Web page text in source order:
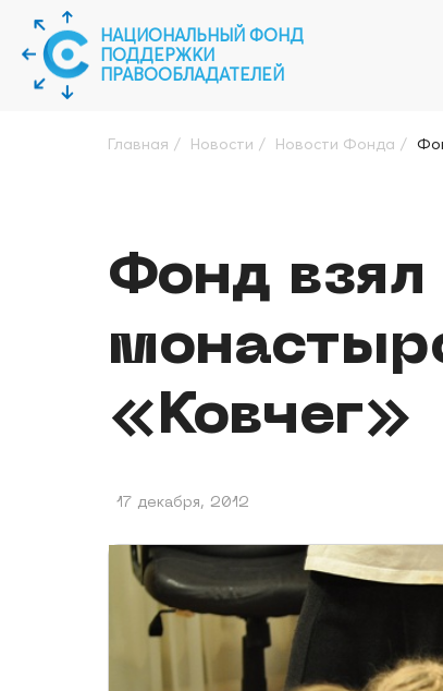
НАЦИОНАЛЬНЫЙ ФОНД
ПОДДЕРЖКИ
ПРАВООБЛАДАТЕЛЕЙ
Главная / Новости / Новости Фонда /
Фонд взял
«Ковчег»
17 декабря, 2012